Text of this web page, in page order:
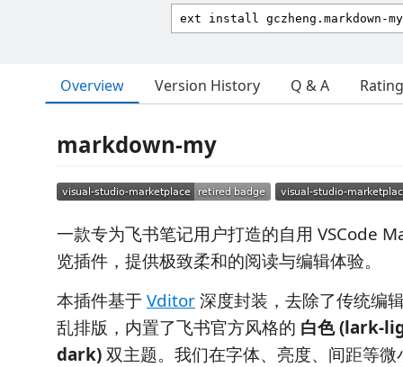
Overview Version History Q & A
markdown-my
一款专为飞书笔记用户打造的自用 VSCode
览插件，提供极致柔和的阅读与编辑体验。
本插件基于Vditor深度封装，去除了传统编
乱排版，内置了飞书官方风格的 白色 (lark-
dark)双主题。我们在字体、亮度、间距等